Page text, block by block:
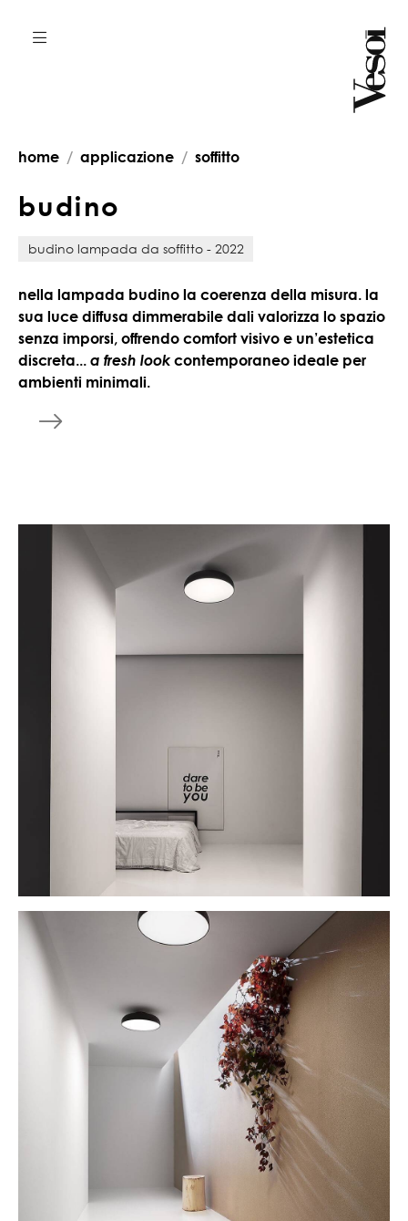
home applicazione soffitto
budino
budino lampada da soffitto - 2022
nella lampada budino la coerenza della misura. la
sua luce diffusa dimmerabile dali valorizza lo spazio
senza imporsi, offrendo comfort visivo e un’estetica
discreta... a fresh look contemporaneo ideale per
ambienti minimali.